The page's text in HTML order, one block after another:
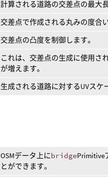
計算される道路の交差点の最大
交差点で作成される丸みの度合
交差点の凸度を制御します。
これは、交差点の生成に使用さ
が増えます。
生成される道路に対するUVスケ
OSMデータ上にbridgePrimitive
とができます。